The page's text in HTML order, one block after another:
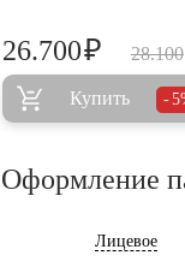
28.100
26.700₽
Купить
Оформление
Лицевое